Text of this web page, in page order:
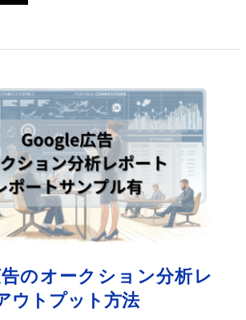
のオークション分析レ
ウトプット方法